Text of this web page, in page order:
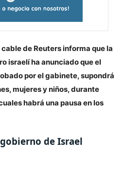
de Reuters informa que la
israelí ha anunciado que el
por el gabinete, supondrá
mujeres y niños, durante
habrá una pausa en los
de Israel